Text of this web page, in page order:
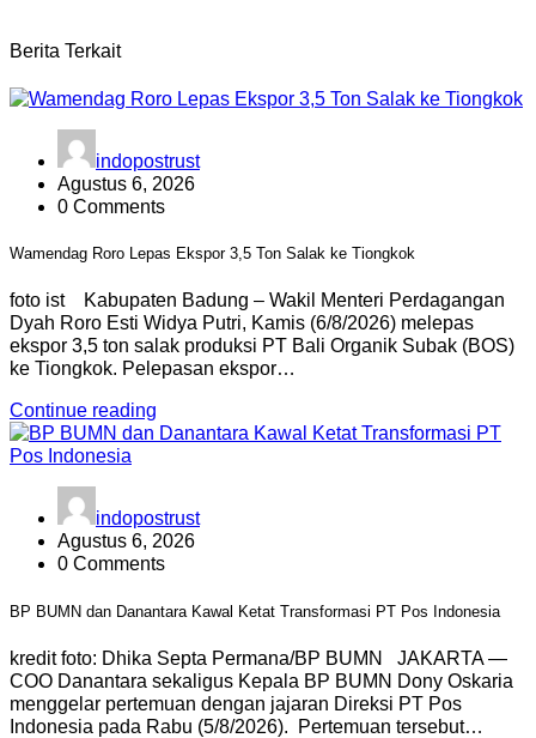
Berita Terkait
indopostrust
Agustus 6, 2026
0 Comments
Wamendag Roro Lepas Ekspor 3,5 Ton Salak ke Tiongkok
foto ist Kabupaten Badung – Wakil Menteri Perdagangan
Dyah Roro Esti Widya Putri, Kamis (6/8/2026) melepas
ekspor 3,5 ton salak produksi PT Bali Organik Subak (BOS)
ke Tiongkok. Pelepasan ekspor…
Continue reading
indopostrust
Agustus 6, 2026
0 Comments
BP BUMN dan Danantara Kawal Ketat Transformasi PT Pos Indonesia
kredit foto: Dhika Septa Permana/BP BUMN JAKARTA —
COO Danantara sekaligus Kepala BP BUMN Dony Oskaria
menggelar pertemuan dengan jajaran Direksi PT Pos
Indonesia pada Rabu (5/8/2026). Pertemuan tersebut…